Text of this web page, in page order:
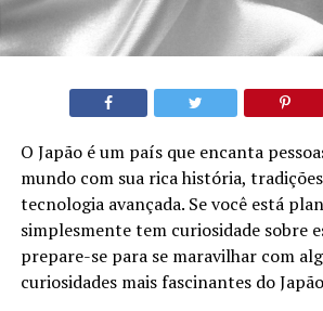
O Japão é um país que encanta
mundo com sua rica história,
tecnologia avançada. Se você está
simplesmente tem curiosidade sobre
prepare-se para se maravilhar com
curiosidades mais fascinantes do